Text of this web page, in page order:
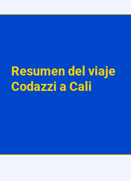
Resumen del viaje
Codazzi a Cali